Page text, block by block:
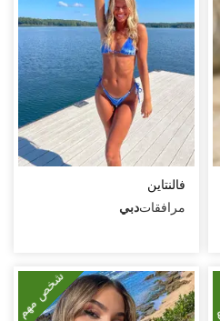
فالنتاين
مرافقاتدبي
شخص مهم